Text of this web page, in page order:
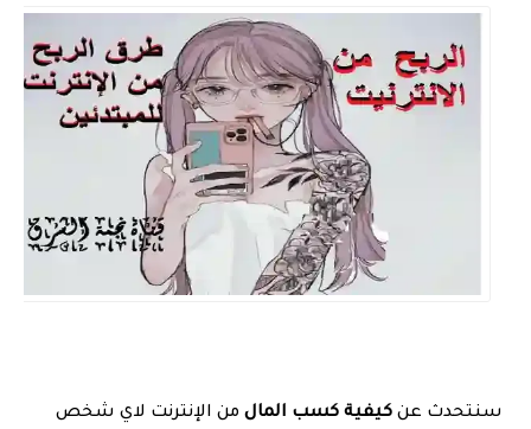
سنتحدث عن كيفية كسب المال من الإنترنت لاي شخص